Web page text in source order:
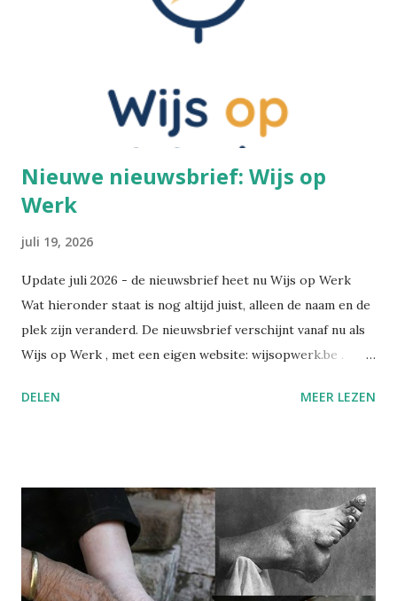
Nieuwe nieuwsbrief: Wijs op
Werk
juli 19, 2026
Update juli 2026 - de nieuwsbrief heet nu Wijs op Werk
Wat hieronder staat is nog altijd juist, alleen de naam en de
plek zijn veranderd. De nieuwsbrief verschijnt vanaf nu als
Wijs op Werk , met een eigen website: wijsopwerk.be .
gaat: welzijn, preventie, verzuim- en re-integratiebeleid,
voortaan op wijsopwerk.be . Inschrijven kan daar
rechtstreeks: wijsopwerk.be/nieuwsbrief . -- Juli 2025
Sinds kort heb ik op LinkedIn een nieuwsbrief gelanceerd:
Wegwijs in welzijn. Daarin bundel ik wekelijks de artikels
DELEN MEER LEZEN